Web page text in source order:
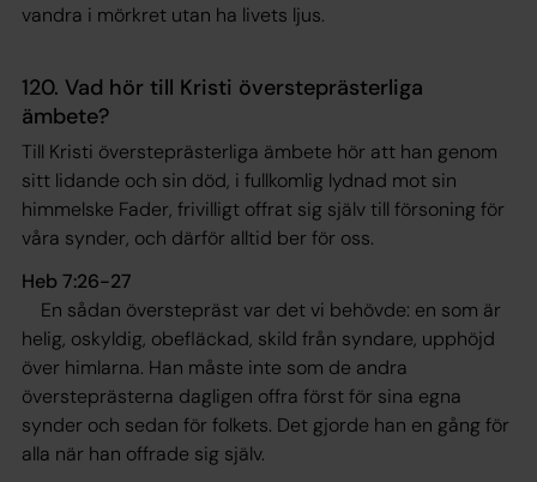
vandra i mörkret utan ha livets ljus.
120. Vad hör till Kristi översteprästerliga
ämbete?
Till Kristi översteprästerliga ämbete hör att han genom
sitt lidande och sin död, i fullkomlig lydnad mot sin
himmelske Fader, frivilligt offrat sig själv till försoning för
våra synder, och därför alltid ber för oss.
Heb 7:26-27
En sådan överstepräst var det vi behövde: en som är
helig, oskyldig, obefläckad, skild från syndare, upphöjd
över himlarna. Han måste inte som de andra
översteprästerna dagligen offra först för sina egna
synder och sedan för folkets. Det gjorde han en gång för
alla när han offrade sig själv.